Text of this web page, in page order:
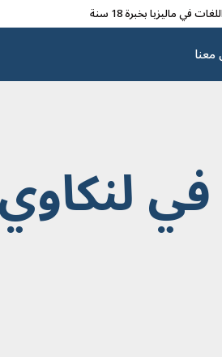
مالیزیا بخبرة 18 سنة
لنكاوي